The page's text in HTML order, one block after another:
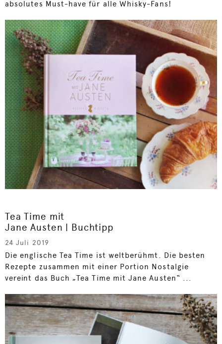
absolutes Must-have für alle Whisky-Fans!
Tea Time mit
Jane Austen | Buchtipp
24 Juli 2019
Die englische Tea Time ist weltberühmt. Die besten
Rezepte zusammen mit einer Portion Nostalgie
vereint das Buch „Tea Time mit Jane Austen“ ...